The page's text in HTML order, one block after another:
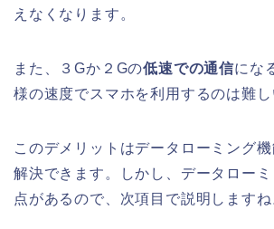
えなくなります。
また、３Gか２Gの低速での通信にな
様の速度でスマホを利用するのは難し
このデメリットはデータローミング
解決できます。しかし、データロー
点があるので、次項目で説明しますね